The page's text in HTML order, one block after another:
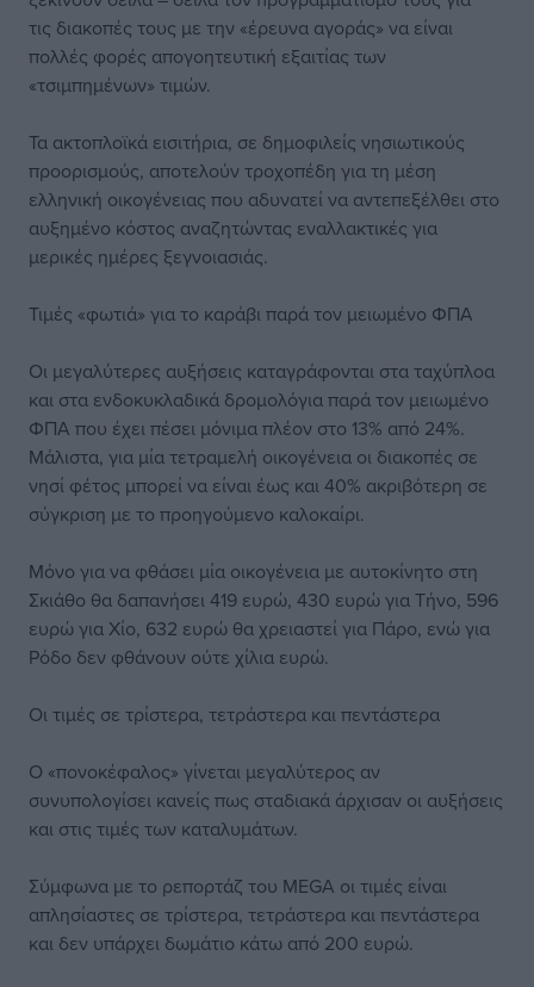
τις διακοπές τους με την «έρευνα αγοράς» να είναι
πολλές φορές απογοητευτική εξαιτίας των
«τσιμπημένων» τιμών.
Τα ακτοπλοϊκά εισιτήρια, σε δημοφιλείς νησιωτικούς
προορισμούς, αποτελούν τροχοπέδη για τη μέση
ελληνική οικογένειας που αδυνατεί να αντεπεξέλθει στο
αυξημένο κόστος αναζητώντας εναλλακτικές για
μερικές ημέρες ξεγνοιασιάς.
Τιμές «φωτιά» για το καράβι παρά τον μειωμένο ΦΠΑ
Οι μεγαλύτερες αυξήσεις καταγράφονται στα ταχύπλοα
και στα ενδοκυκλαδικά δρομολόγια παρά τον μειωμένο
ΦΠΑ που έχει πέσει μόνιμα πλέον στο 13% από 24%.
Μάλιστα, για μία τετραμελή οικογένεια οι διακοπές σε
νησί φέτος μπορεί να είναι έως και 40% ακριβότερη σε
σύγκριση με το προηγούμενο καλοκαίρι.
Μόνο για να φθάσει μία οικογένεια με αυτοκίνητο στη
Σκιάθο θα δαπανήσει 419 ευρώ, 430 ευρώ για Τήνο, 596
ευρώ για Χίο, 632 ευρώ θα χρειαστεί για Πάρο, ενώ για
Ρόδο δεν φθάνουν ούτε χίλια ευρώ.
Οι τιμές σε τρίστερα, τετράστερα και πεντάστερα
Ο «πονοκέφαλος» γίνεται μεγαλύτερος αν
συνυπολογίσει κανείς πως σταδιακά άρχισαν οι αυξήσεις
και στις τιμές των καταλυμάτων.
Σύμφωνα με το ρεπορτάζ του MEGA οι τιμές είναι
απλησίαστες σε τρίστερα, τετράστερα και πεντάστερα
και δεν υπάρχει δωμάτιο κάτω από 200 ευρώ.